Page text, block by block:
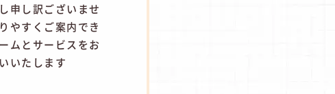
申し訳ございませ
やすくご案内でき
ムとサービスをお
いたします